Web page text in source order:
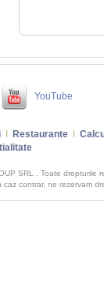
YouTube
Restaurante
SRL . Toate drepturile
contrar, ne rezervam